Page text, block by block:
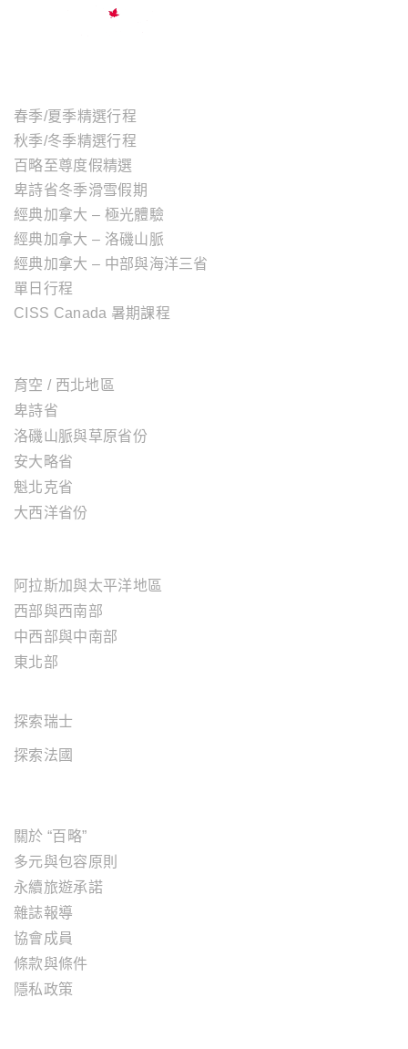
春季/夏季精選行程
秋季/冬季精選行程
百略至尊度假精選
卑詩省冬季滑雪假期
經典加拿大 – 極光體驗
經典加拿大 – 洛磯山脈
經典加拿大 – 中部與海洋三省
單日行程
CISS Canada 暑期課程
育空 / 西北地區
卑詩省
洛磯山脈與草原省份
安大略省
魁北克省
大西洋省份
阿拉斯加與太平洋地區
西部與西南部
中西部與中南部
東北部
探索瑞士
探索法國
關於 “百略”
多元與包容原則
永續旅遊承諾
雜誌報導
協會成員
條款與條件
隱私政策